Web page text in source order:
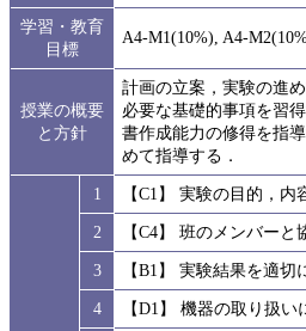
学習・教育
目標
A4-M1(10%), A4-
授業の概要
と方針
計画の立案，実験の進
必要な基礎的事項を習
書作成能力の修得を指
めて指導する．
1
【C1】 実験の目的，
2
【C4】 班のメンバー
3
【B1】 実験結果を適切
4
【D1】 機器の取り扱